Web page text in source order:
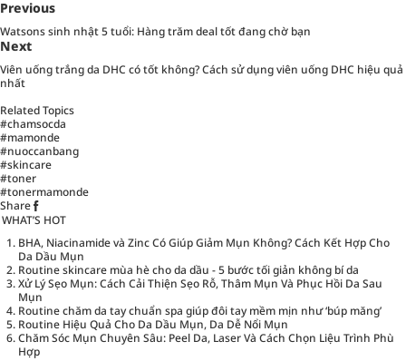
Previous
Watsons sinh nhật 5 tuổi: Hàng trăm deal tốt đang chờ bạn
Next
Viên uống trắng da DHC có tốt không? Cách sử dụng viên uống DHC hiệu quả
nhất
Related Topics
#chamsocda
#mamonde
#nuoccanbang
#skincare
#toner
#tonermamonde
Share
WHAT’S HOT
BHA, Niacinamide và Zinc Có Giúp Giảm Mụn Không? Cách Kết Hợp Cho
Da Dầu Mụn
Routine skincare mùa hè cho da dầu - 5 bước tối giản không bí da
Xử Lý Sẹo Mụn: Cách Cải Thiện Sẹo Rỗ, Thâm Mụn Và Phục Hồi Da Sau
Mụn
Routine chăm da tay chuẩn spa giúp đôi tay mềm mịn như ‘búp măng’
Routine Hiệu Quả Cho Da Dầu Mụn, Da Dễ Nổi Mụn
Chăm Sóc Mụn Chuyên Sâu: Peel Da, Laser Và Cách Chọn Liệu Trình Phù
Hợp